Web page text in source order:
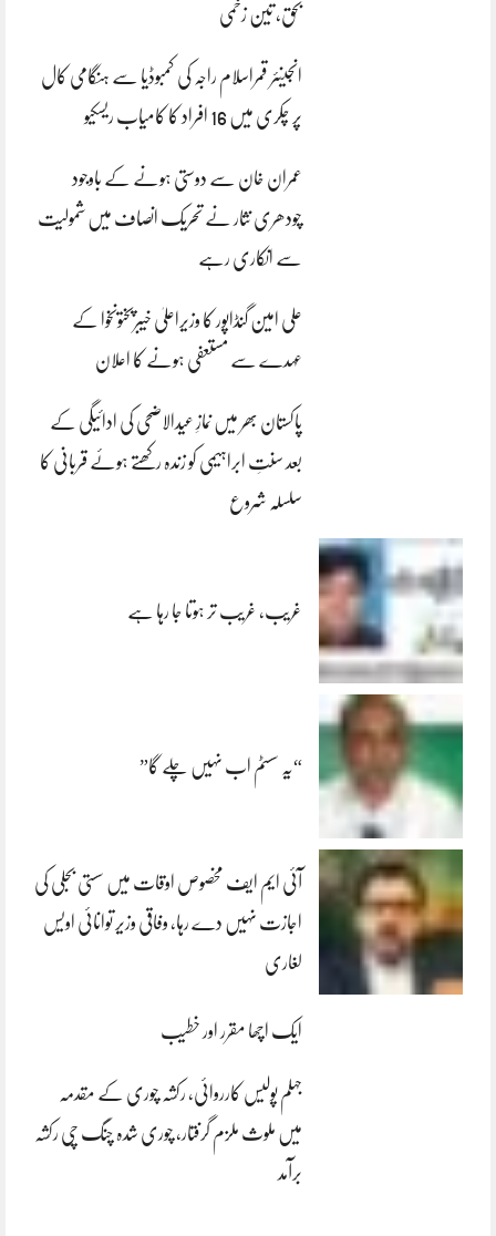
بحق، تین زخمی
انجینئر قمراسلام راجہ کی کمبوڈیا سے ہنگامی کال
پر چکری میں 16 افراد کا کامیاب ریسکیو
عمران خان سے دوستی ہونے کے باوجود
چودھری نثار نے تحریک انصاف میں شمولیت
سے انکاری رہے
علی امین گنڈاپور کا وزیراعلیٰ خیبرپختونخوا کے
عہدے سے مستعفی ہونے کا اعلان
پاکستان بھر میں نمازِ عیدالاضحی کی ادائیگی کے
بعد سنتِ ابراہیمی کو زندہ رکھتے ہوئے قربانی کا
سلسلہ شروع
غریب، غریب تر ہوتا جا رہا ہے
“یہ سسٹم اب نہیں چلے گا”
آئی ایم ایف مخصوص اوقات میں سستی بجلی کی
اجازت نہیں دے رہا، وفاقی وزیر توانائی اویس
لغاری
ایک اچھا مقرر اور خطیب
جہلم پولیس کارروائی، رکشہ چوری کے مقدمہ
میں ملوث ملزم گرفتار، چوری شدہ چنگ چی رکشہ
برآمد